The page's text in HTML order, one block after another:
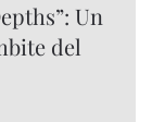
Un
del